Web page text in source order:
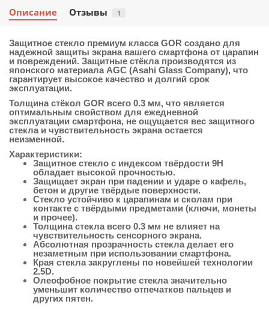
Описание Отзывы 1
Защитное стекло премиум класса GOR создано для
надежной защиты экрана вашего смартфона от царапин
и повреждений. Защитные стёкла производятся из
японского материала AGC (Asahi Glass Company), что
гарантирует высокое качество и долгий срок
эксплуатации.
Толщина стёкол GOR всего 0.3 мм, что является
оптимальным свойством для ежедневной
эксплуатации смартфона, не ощущается вес защитного
стекла и чувствительность экрана остается
неизменной.
Характеристики:
Защитное стекло с индексом твёрдости 9H
обладает высокой прочностью.
Защищает экран при падении и ударе о кафель,
бетон и другие твёрдые поверхности.
Стекло устойчиво к царапинам и сколам при
контакте с твёрдыми предметами (ключи, монеты
и прочее).
Толщина стекла всего 0.3 мм не влияет на
чувствительность сенсорного экрана.
Абсолютная прозрачность стекла делает его
незаметным при использовании смартфона.
Края стекла закруглены по новейшей технологии
2.5D.
Олеофобное покрытие стекла значительно
уменьшит количество отпечатков пальцев и
других пятен.